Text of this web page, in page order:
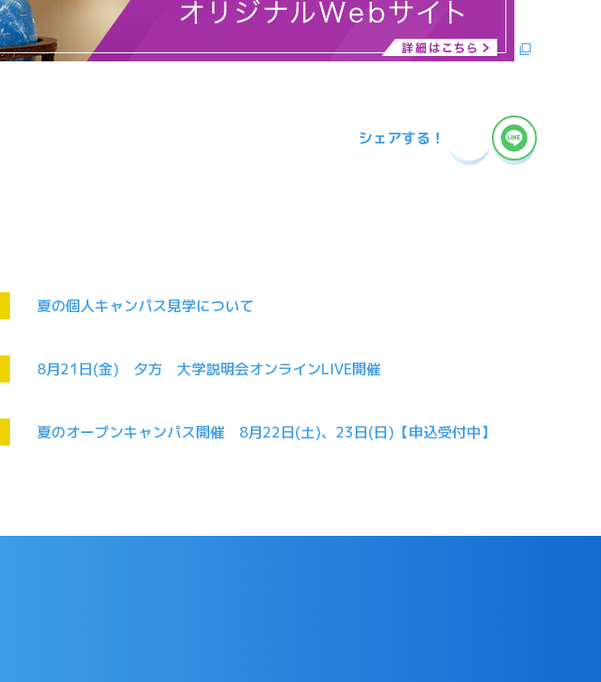
シェアする！
夏の個人キャンパス見学について
8月21日(金) 夕方 大学説明会オンラインLIVE開催
夏のオープンキャンパス開催 8月22日(土)、23日(日)【申込受付中】